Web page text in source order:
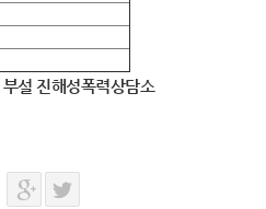
원*7명)
설 진해성폭력상담소